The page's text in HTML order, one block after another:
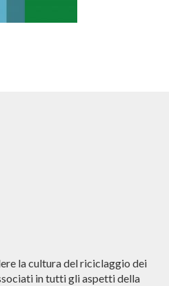
la cultura del riciclaggio dei
in tutti gli aspetti della